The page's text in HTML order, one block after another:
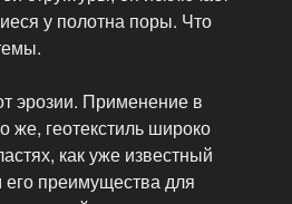
у полотна поры. Что
эрозии. Применение в
же, геотекстиль широко
как уже известный
преимущества для